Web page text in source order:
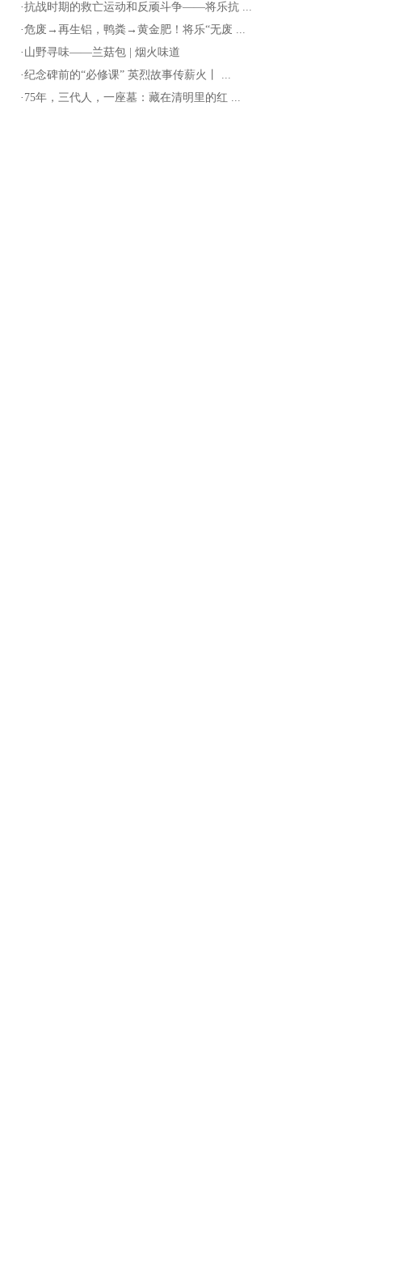
·抗战时期的救亡运动和反顽斗争——将乐抗 ...
·危废→再生铝，鸭粪→黄金肥！将乐“无废 ...
· 山野寻味——兰菇包 | 烟火味道
·纪念碑前的“必修课” 英烈故事传薪火丨 ...
· 75年，三代人，一座墓：藏在清明里的红 ...